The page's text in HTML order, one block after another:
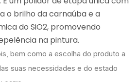
o brilho da carnaúba e a
do SiO2, promovendo
na pintura.
bem como a escolha do produto a
suas necessidades e do estado